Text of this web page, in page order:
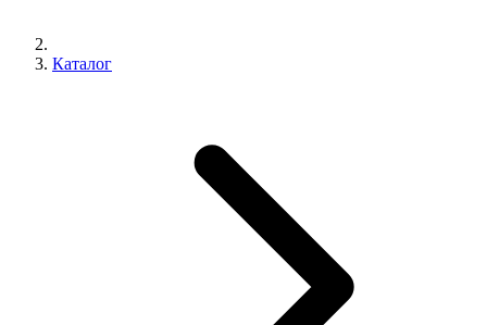
Каталог